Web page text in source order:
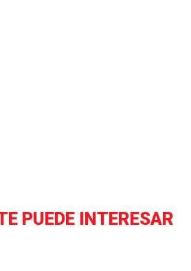
PUEDE INTERESAR